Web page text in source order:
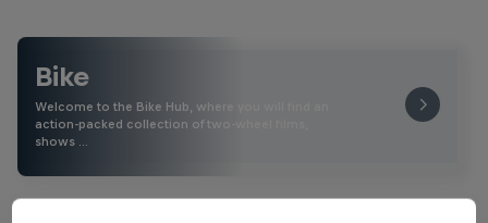
Bike
Welcome to the Bike Hub, where you will find an
action-packed collection of two-wheel films,
shows …